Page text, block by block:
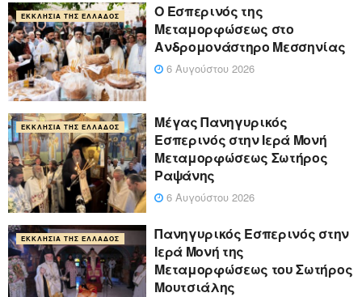
ΕΚΚΛΗΣΊΑ ΤΗΣ ΕΛΛΆΔΟΣ
Ο Εσπερινός της
Μεταμορφώσεως στο
Ανδρομονάστηρο Μεσσηνίας
6 Αυγούστου 2026
ΕΚΚΛΗΣΊΑ ΤΗΣ ΕΛΛΆΔΟΣ
Μέγας Πανηγυρικός
Εσπερινός στην Ιερά Μονή
Μεταμορφώσεως Σωτήρος
Ραψάνης
6 Αυγούστου 2026
ΕΚΚΛΗΣΊΑ ΤΗΣ ΕΛΛΆΔΟΣ
Πανηγυρικός Εσπερινός στην
Ιερά Μονή της
Μεταμορφώσεως του Σωτήρος
Μουτσιάλης